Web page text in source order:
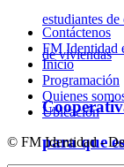
para que
Contáctenos
FM Identidad
Inicio
Programación
Quienes
Ubicación
© FM Identidad -